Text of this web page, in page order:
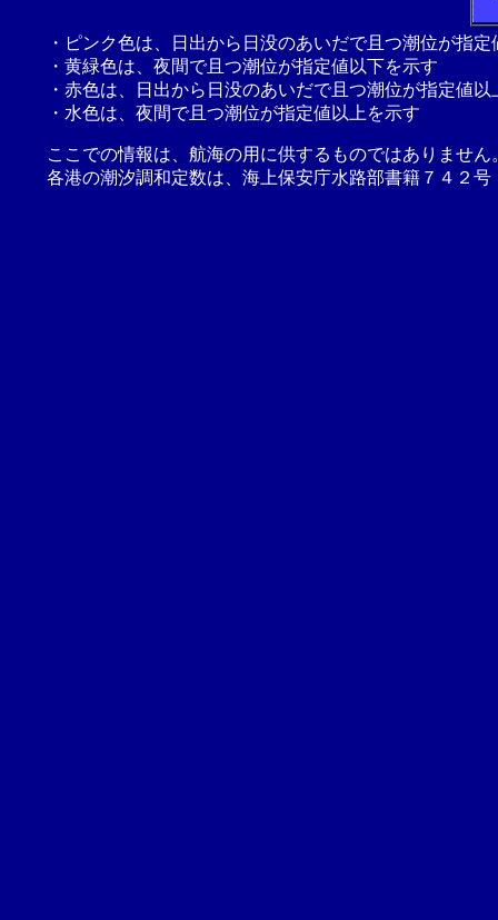
・ピンク色は、日出から日没のあいだで且つ潮位が指
・黄緑色は、夜間で且つ潮位が指定値以下を示す
・赤色は、日出から日没のあいだで且つ潮位が指定値以
・水色は、夜間で且つ潮位が指定値以上を示す
ここでの情報は、航海の用に供するものではありませ
各港の潮汐調和定数は、海上保安庁水路部書籍７４２